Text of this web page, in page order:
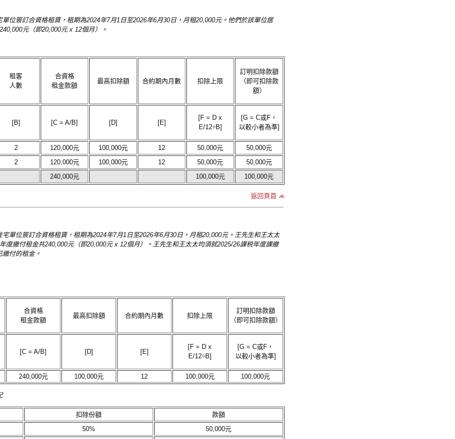
位簽訂合資格租賃，租期為2024年7月1日至2026年6月30日，月租20,000元。他們於該單位居
元（即20,000元 x 12個月）。
租客
人數
合資格
租金款額
最高扣除額 合約期內月數 扣除上限
訂明扣除款額
（即可扣除款
額）
[B] [C = A/B] [D] [E]
[F = D x
E/12÷B]
[G = C或F，
以較小者為準]
2 120,000元 100,000元 12 50,000元
50,000元
2 120,000元 100,000元 12 50,000元
50,000元
240,000元 100,000元 100,000元
返回頁首
單位簽訂合資格租賃，租期為2024年7月1日至2026年6月30日，月租20,000元。王先生和王太太
度繳付租金共240,000元（即20,000元 x 12個月）。王先生和王太太均須就2025/26課税年度課繳
付的租金。
合資格
租金款額
最高扣除額 合約期內月數 扣除上限
訂明扣除款額
（即可扣除款額）
[C = A/B] [D] [E]
[F = D x
E/12÷B]
[G = C或F，
以較小者為準]
240,000元 100,000元 12 100,000元 100,000元
扣除份額
款額
50%
50,000元